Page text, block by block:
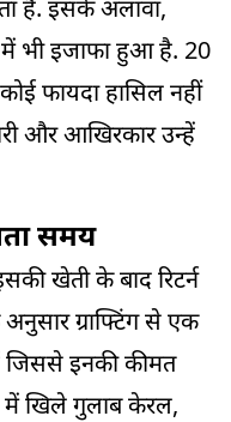
है. इसके अलावा,
भी इजाफा हुआ है. 20
फायदा हासिल नहीं
और आखिरकार उन्‍हें
समय
खेती के बाद रिटर्न
ग्राफ्टिंग से एक
इनकी कीमत
में खिले गुलाब केरल,